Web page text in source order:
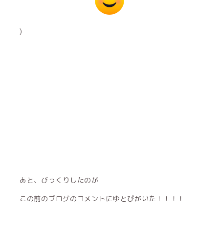
)
あと、びっくりしたのが
この前のブログのコメントにゆとぴがいた！！！！